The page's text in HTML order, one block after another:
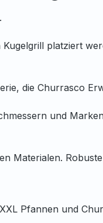
platziert
die Churrasco
und
Materialen.
Pfannen und